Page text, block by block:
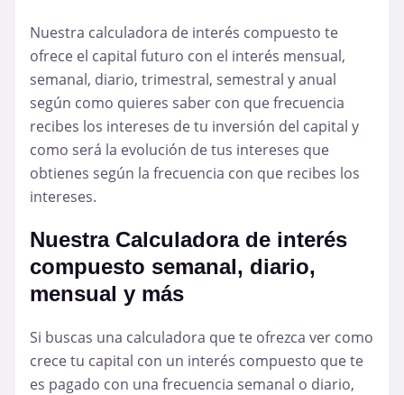
Nuestra calculadora de interés compuesto te
ofrece el capital futuro con el interés mensual,
semanal, diario, trimestral, semestral y anual
según como quieres saber con que frecuencia
recibes los intereses de tu inversión del capital y
como será la evolución de tus intereses que
obtienes según la frecuencia con que recibes los
intereses.
Nuestra Calculadora de interés
compuesto semanal, diario,
mensual y más
Si buscas una calculadora que te ofrezca ver como
crece tu capital con un interés compuesto que te
es pagado con una frecuencia semanal o diario,